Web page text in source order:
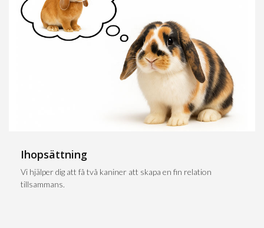
Ihopsättning
Vi hjälper dig att få två kaniner att skapa en fin relation
tillsammans.